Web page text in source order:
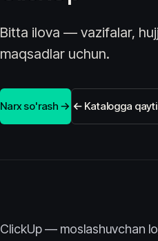
Bitta ilova — vazifalar,
maqsadlar uchun.
Narx so'rash Katalogga
ClickUp — moslashuvchan